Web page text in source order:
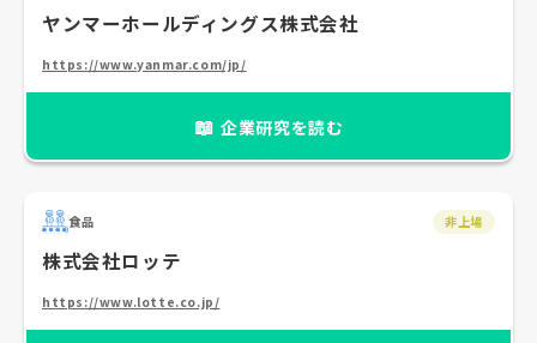
ヤンマーホールディングス株式会社
https://www.yanmar.com/jp/
📖 企業研究を読む
食品 非上場
株式会社ロッテ
https://www.lotte.co.jp/